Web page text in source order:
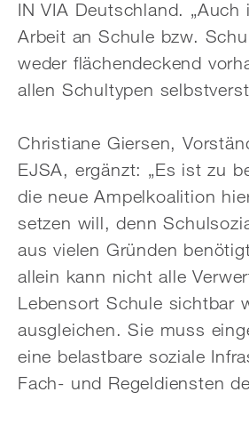
IN VIA Deutschland. „Auch
Arbeit an Schule bzw.
weder flächendeckend
allen Schultypen
Christiane Giersen,
EJSA, ergänzt: „Es ist zu
die neue Ampelkoalition
setzen will, denn
aus vielen Gründen
allein kann nicht alle
Lebensort Schule sichtbar
ausgleichen. Sie muss
eine belastbare soziale
Fach- und Regeldiensten